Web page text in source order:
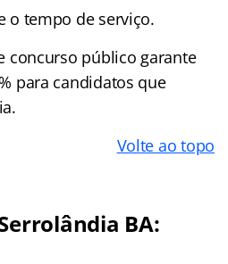
o tempo de serviço.
concurso público garante
para candidatos que
Volte ao topo
BA: